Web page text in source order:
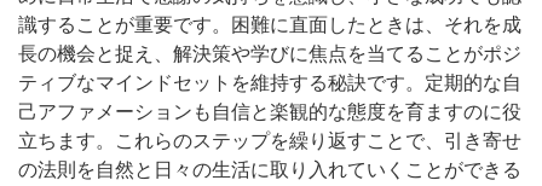
識することが重要です。困難に直面したときは、それを成
長の機会と捉え、解決策や学びに焦点を当てることがポジ
ティブなマインドセットを維持する秘訣です。定期的な自
己アファメーションも自信と楽観的な態度を育ますのに役
立ちます。これらのステップを繰り返すことで、引き寄せ
の法則を自然と日々の生活に取り入れていくことができる